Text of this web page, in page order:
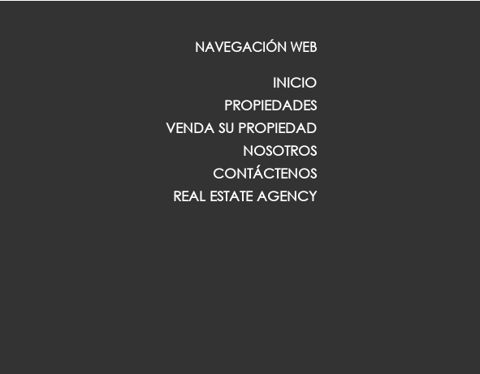
NAVEGACIÓN WEB
INICIO
PROPIEDADES
VENDA SU PROPIEDAD
NOSOTROS
CONTÁCTENOS
REAL ESTATE AGENCY